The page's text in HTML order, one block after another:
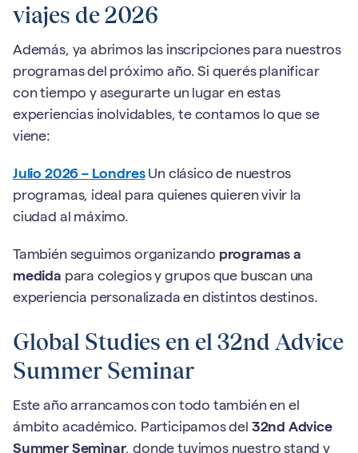
viajes de 2026
Además, ya abrimos las inscripciones para nuestros
programas del próximo año. Si querés planificar
con tiempo y asegurarte un lugar en estas
experiencias inolvidables, te contamos lo que se
viene:
Julio 2026 – Londres Un clásico de nuestros
programas, ideal para quienes quieren vivir la
ciudad al máximo.
También seguimos organizando programas a
medida para colegios y grupos que buscan una
experiencia personalizada en distintos destinos.
Global Studies en el 32nd Advice
Summer Seminar
Este año arrancamos con todo también en el
ámbito académico. Participamos del 32nd Advice
Summer Seminar, donde tuvimos nuestro stand y